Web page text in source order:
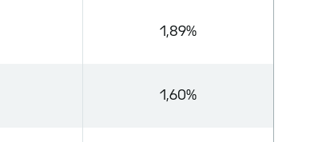
1,89%
1,60%